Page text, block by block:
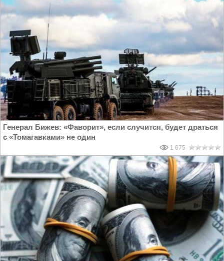
Генерал Бижев: «Фаворит», если случится, будет драться
с «Томагавками» не один
1 675